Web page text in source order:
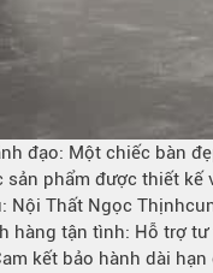
đạo: Một chiếc bàn
sản phẩm được thiết
Nội Thất Ngọc Thịnh
hàng tận tình: Hỗ trợ
kết bảo hành dài